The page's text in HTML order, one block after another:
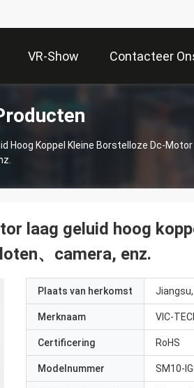
VR-Show Contacteer
Hoog Koppel Kleine Borstelloze Dc-
laag geluid hoog
、camera, enz.
Plaats van herkomst
Merknaam VIC-
Certificering RoHS
Modelnummer SM10-